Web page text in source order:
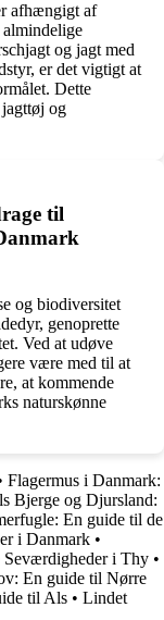
afhængigt af
og jagt med
er det vigtigt at
Dette
og
til
og biodiversitet
genoprette
Ved at udøve
være med til at
at kommende
naturskønne
Flagermus i Danmark:
Bjerge og Djursland:
En guide til de
i Danmark •
Seværdigheder i Thy •
En guide til Nørre
til Als • Lindet